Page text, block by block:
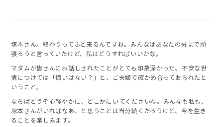
塚本さん。終わりってふと来るんですね。みんなはあなたの分まで頑
張ろうと言っていたけど、私はどうすればいいかな。
マダムが皆さんにお話しされたことがとても印象深かった。不安な世
情につけては「悔いはない？」と、ご夫婦で確かめ合っておられたと
いうこと。
ならばどうぞ心軽やかに、どこかにいてくださいね。みんなも私も、
塚本さんがいればなあ、と思うことは当分続くだろうけど、今を生き
ることを楽しみます。